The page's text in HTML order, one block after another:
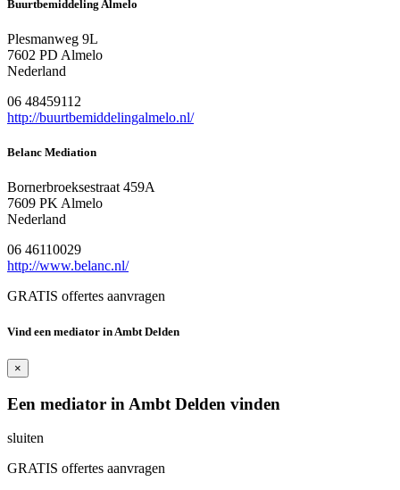
Buurtbemiddeling Almelo
Plesmanweg 9L
7602 PD Almelo
Nederland
06 48459112
http://buurtbemiddelingalmelo.nl/
Belanc Mediation
Bornerbroeksestraat 459A
7609 PK Almelo
Nederland
06 46110029
http://www.belanc.nl/
GRATIS offertes aanvragen
Vind een mediator in Ambt Delden
×
Een mediator in Ambt Delden vinden
sluiten
GRATIS offertes aanvragen